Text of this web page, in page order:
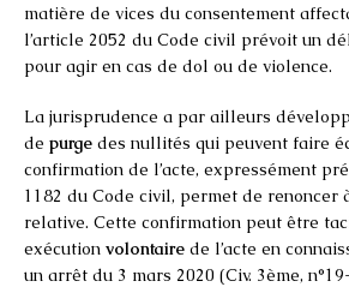
matière de vices du consentement
l’article 2052 du Code civil prévoit un
pour agir en cas de dol ou de violence.
La jurisprudence a par ailleurs
de purge des nullités qui peuvent faire
confirmation de l’acte, expressément
1182 du Code civil, permet de renoncer
relative. Cette confirmation peut être
exécution volontaire de l’acte en
un arrêt du 3 mars 2020 (Civ. 3ème,